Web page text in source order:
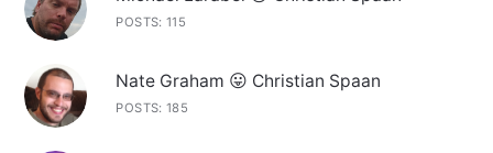
POSTS: 115
Nate Graham 😛 Christian Spaan
POSTS: 185